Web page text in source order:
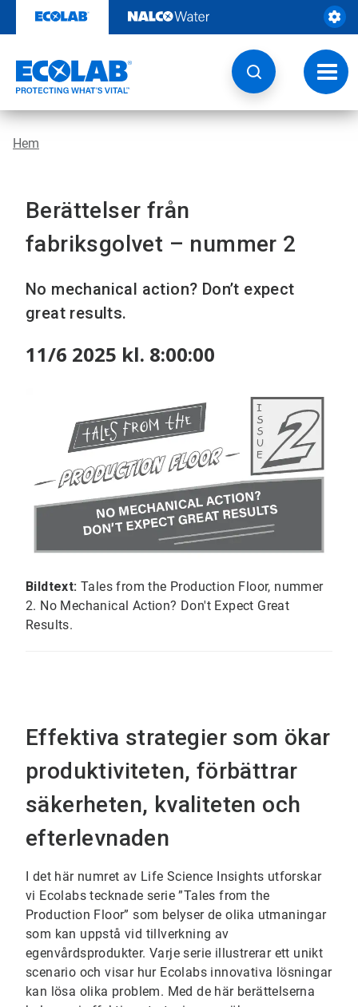
innehåll
Ändra
Hem
Berättelser från
fabriksgolvet – nummer 2
No mechanical action? Don’t expect
great results.
11/6 2025 kl. 8:00:00
Bildtext: Tales from the Production Floor, nummer
2. No Mechanical Action? Don't Expect Great
Results.
Effektiva strategier som ökar
produktiviteten, förbättrar
säkerheten, kvaliteten och
efterlevnaden
I det här numret av Life Science Insights utforskar
vi Ecolabs tecknade serie ”Tales from the
Production Floor” som belyser de olika utmaningar
som kan uppstå vid tillverkning av
egenvårdsprodukter. Varje serie illustrerar ett unikt
scenario och visar hur Ecolabs innovativa lösningar
kan lösa olika problem. Med de här berättelserna